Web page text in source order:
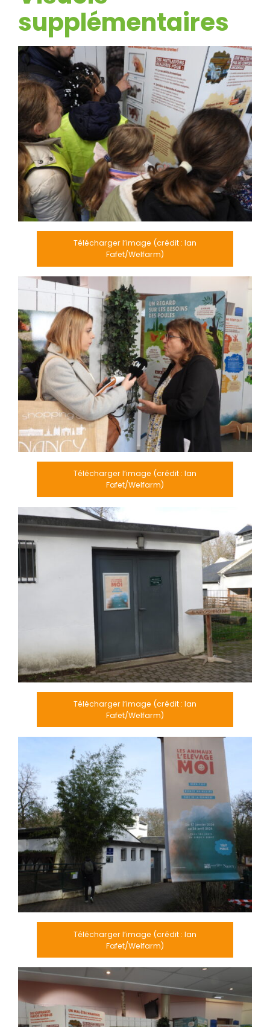
supplémentaires
Télécharger l’image (crédit : Ian
Fafet/Welfarm)
Télécharger l’image (crédit : Ian
Fafet/Welfarm)
Télécharger l’image (crédit : Ian
Fafet/Welfarm)
Télécharger l’image (crédit : Ian
Fafet/Welfarm)